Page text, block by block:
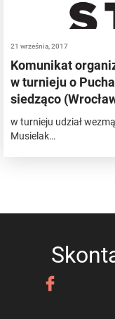
21 września, 2017
Komunikat
w turnieju o
siedząco
w turnieju udział
Musielak…